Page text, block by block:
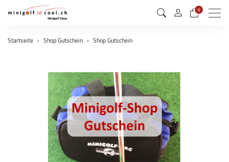
0 Menu
Startseite Shop Gutschein Shop Gutschein